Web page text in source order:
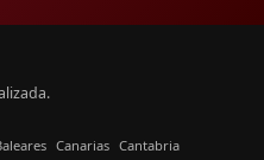
Canarias Cantabria